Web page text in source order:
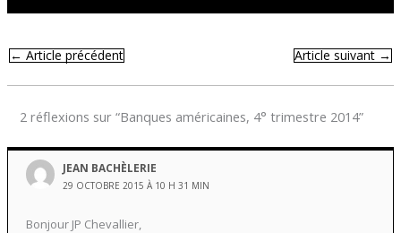
← Article précédent Article suivant →
2 réflexions sur “Banques américaines, 4° trimestre 2014”
JEAN BACHÈLERIE
29 OCTOBRE 2015 À 10 H 31 MIN
Bonjour JP Chevallier,